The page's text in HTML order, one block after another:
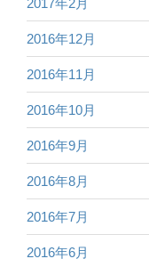
2016年12月
2016年11月
2016年10月
2016年9月
2016年8月
2016年7月
2016年6月